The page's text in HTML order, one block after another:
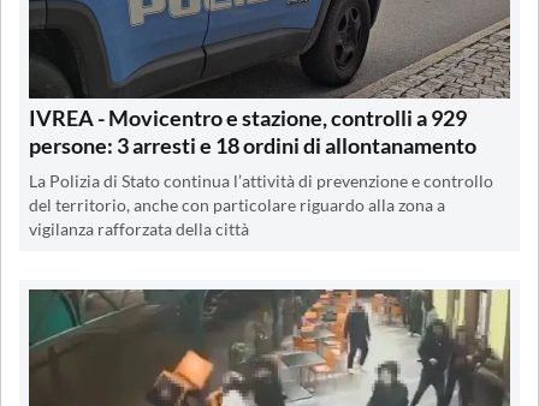
IVREA - Movicentro e stazione, controlli a 929
persone: 3 arresti e 18 ordini di allontanamento
La Polizia di Stato continua l’attività di prevenzione e controllo
del territorio, anche con particolare riguardo alla zona a
vigilanza rafforzata della città